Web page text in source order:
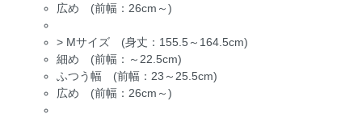
広め (前幅：26cm～)
> Mサイズ (身丈：155.5～164.5cm)
細め (前幅：～22.5cm)
ふつう幅 (前幅：23～25.5cm)
広め (前幅：26cm～)